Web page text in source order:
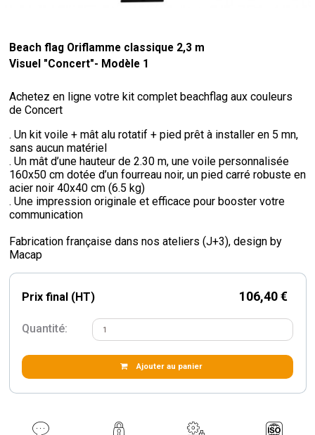
Beach flag Oriflamme classique 2,3 m
Visuel "Concert"- Modèle 1
Achetez en ligne votre kit complet beachflag aux couleurs
de Concert
. Un kit voile + mât alu rotatif + pied prêt à installer en 5 mn,
sans aucun matériel
. Un mât d’une hauteur de 2.30 m, une voile personnalisée
160x50 cm dotée d’un fourreau noir, un pied carré robuste en
acier noir 40x40 cm (6.5 kg)
. Une impression originale et efficace pour booster votre
communication
Fabrication française dans nos ateliers (J+3), design by
Macap
Prix final (HT) 106,40 €
Quantité:
Ajouter au panier